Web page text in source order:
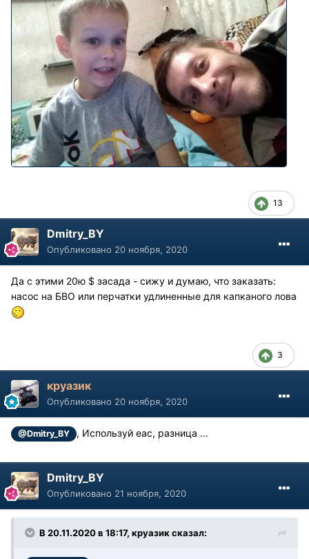
13
Dmitry_BY
Опубликовано 20 ноября, 2020
Да с этими 20ю $ засада - сижу и думаю, что заказать:
насос на БВО или перчатки удлиненные для капканого лова
3
круазик
Опубликовано 20 ноября, 2020
@Dmitry_BY , Используй еас, разница ...
Dmitry_BY
Опубликовано 21 ноября, 2020
В 20.11.2020 в 18:17, круазик сказал: